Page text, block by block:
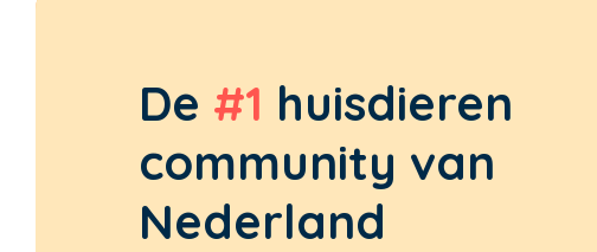
De #1 huisdieren
community van
Nederland